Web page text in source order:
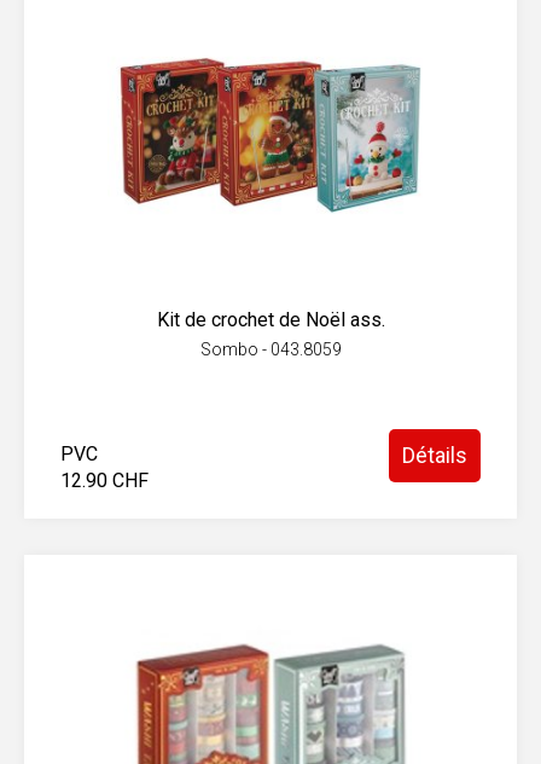
Kit de crochet de Noël ass.
Sombo - 043.8059
PVC
12.90 CHF
Détails